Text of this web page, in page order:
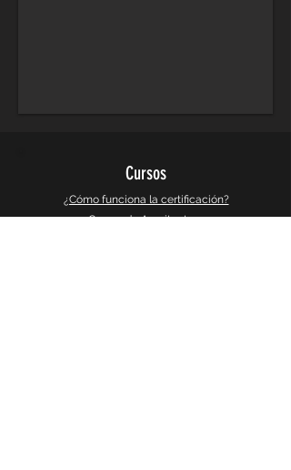
Cursos
¿Cómo funciona la certificación?
Cursos de Arquitectura